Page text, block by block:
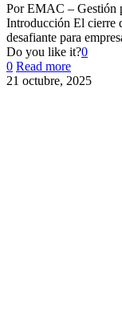
Por EMAC – Gestión
Introducción El cierre
desafiante para
Do you like it?0
0 Read more
21 octubre, 2025